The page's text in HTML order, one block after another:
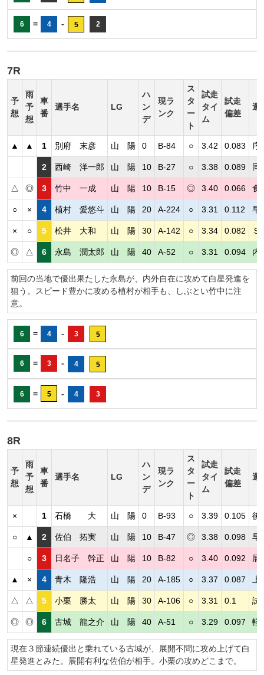
6 = 4 - 5 2
7R
予
想
雨
予
想
車
番
選手名 LG
ハ
ン
デ
現ラ
ンク
ス
タ
ー
ト
試走
タイ
ム
試走
偏差
選
▲ ▲ 1 別府 末彦 山 陽 0 B-84 ○ 3.42 0.083 序
2 西崎 洋一郎 山 陽 10 B-27 ○ 3.38 0.089 同
△ ◎ 3 竹中 一成 山 陽 10 B-15 ◎ 3.40 0.066 食
○ × 4 植村 愛悠斗 山 陽 20 A-224 ○ 3.31 0.112 早
× ○ 5 松井 大和 山 陽 30 A-142 ○ 3.34 0.082 Ｓ
◎ △ 6 永島 潤太郎 山 陽 40 A-52 ○ 3.31 0.094 内
前回の当地で優出果たした永島が、内外自在に攻めて白星発進を
狙う。スピード豊かに攻める植村が相手も、しぶとい竹中に注
意。
6 = 4 - 3 5
6 = 3 - 4 5
6 = 5 - 4 3
8R
予
想
雨
予
想
車
番
選手名 LG
ハ
ン
デ
現ラ
ンク
ス
タ
ー
ト
試走
タイ
ム
試走
偏差
選
× 1 石橋 大 山 陽 0 B-93 ○ 3.39 0.105 後
○ ▲ 2 佐伯 拓実 山 陽 10 B-47 ◎ 3.38 0.098 早
○ 3 日名子 幹正 山 陽 10 B-82 ○ 3.40 0.092 展
▲ × 4 青木 隆浩 山 陽 20 A-185 ○ 3.37 0.087
△ △ 5 小栗 勝太 山 陽 30 A-106 ○ 3.31 0.1 試
◎ ◎ 6 古城 龍之介 山 陽 40 A-51 ○ 3.29 0.097 軽
現在３節連続優出と乗れている古城が、展開不問に攻め上げて白
星発進とみた。展開有利な佐伯が相手。小栗の攻めどこまで。